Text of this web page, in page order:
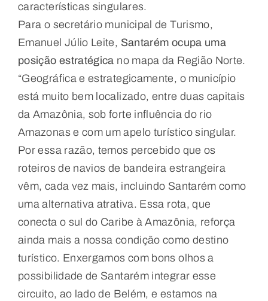
características singulares.
Para o secretário municipal de Turismo,
Emanuel Júlio Leite, Santarém ocupa uma
posição estratégica no mapa da Região Norte.
“Geográfica e estrategicamente, o município
está muito bem localizado, entre duas capitais
da Amazônia, sob forte influência do rio
Amazonas e com um apelo turístico singular.
Por essa razão, temos percebido que os
roteiros de navios de bandeira estrangeira
vêm, cada vez mais, incluindo Santarém como
uma alternativa atrativa. Essa rota, que
conecta o sul do Caribe à Amazônia, reforça
ainda mais a nossa condição como destino
turístico. Enxergamos com bons olhos a
possibilidade de Santarém integrar esse
circuito, ao lado de Belém, e estamos na